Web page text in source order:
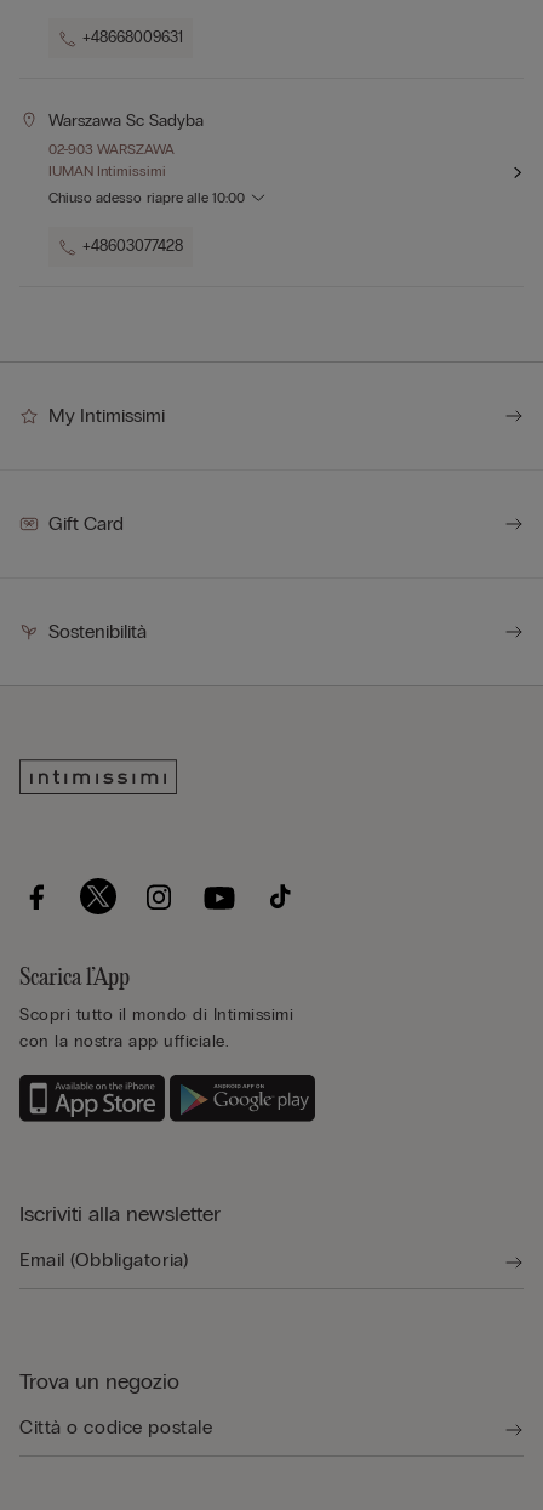
+48668009631
Warszawa Sc Sadyba
02-903 WARSZAWA
IUMAN Intimissimi
Chiuso adesso riapre alle 10:00
+48603077428
My Intimissimi
Gift Card
Sostenibilità
Scarica l’App
Scopri tutto il mondo di Intimissimi
con la nostra app ufficiale.
Iscriviti alla newsletter
Trova un negozio